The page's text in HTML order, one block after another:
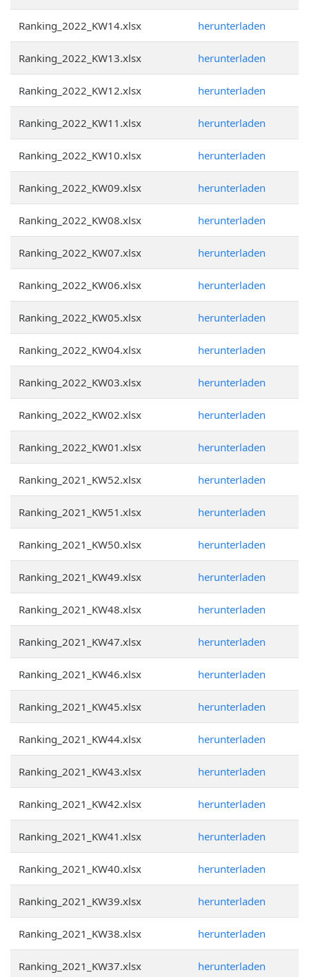
Ranking_2022_KW14.xlsx herunterladen
Ranking_2022_KW13.xlsx herunterladen
Ranking_2022_KW12.xlsx herunterladen
Ranking_2022_KW11.xlsx herunterladen
Ranking_2022_KW10.xlsx herunterladen
Ranking_2022_KW09.xlsx herunterladen
Ranking_2022_KW08.xlsx herunterladen
Ranking_2022_KW07.xlsx herunterladen
Ranking_2022_KW06.xlsx herunterladen
Ranking_2022_KW05.xlsx herunterladen
Ranking_2022_KW04.xlsx herunterladen
Ranking_2022_KW03.xlsx herunterladen
Ranking_2022_KW02.xlsx herunterladen
Ranking_2022_KW01.xlsx herunterladen
Ranking_2021_KW52.xlsx herunterladen
Ranking_2021_KW51.xlsx herunterladen
Ranking_2021_KW50.xlsx herunterladen
Ranking_2021_KW49.xlsx herunterladen
Ranking_2021_KW48.xlsx herunterladen
Ranking_2021_KW47.xlsx herunterladen
Ranking_2021_KW46.xlsx herunterladen
Ranking_2021_KW45.xlsx herunterladen
Ranking_2021_KW44.xlsx herunterladen
Ranking_2021_KW43.xlsx herunterladen
Ranking_2021_KW42.xlsx herunterladen
Ranking_2021_KW41.xlsx herunterladen
Ranking_2021_KW40.xlsx herunterladen
Ranking_2021_KW39.xlsx herunterladen
Ranking_2021_KW38.xlsx herunterladen
Ranking_2021_KW37.xlsx herunterladen